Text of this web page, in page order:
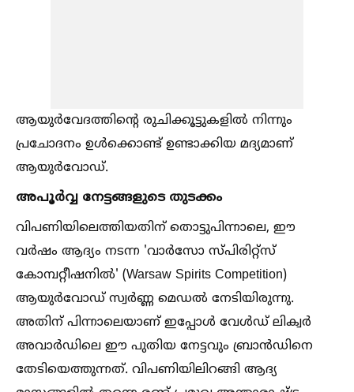
ആയുർവേദത്തിന്റെ രുചിക്കൂട്ടുകളില്‍ നിന്നും
പ്രചോദനം ഉള്‍ക്കൊണ്ട് ഉണ്ടാക്കിയ മദ്യമാണ്
ആയുർവോഡ്.
അപൂർവ്വ നേട്ടങ്ങളുടെ തുടക്കം
വിപണിയിലെത്തിയതിന് തൊട്ടുപിന്നാലെ, ഈ
വർഷം ആദ്യം നടന്ന 'വാർസോ സ്പിരിറ്റ്സ്
കോമ്പറ്റീഷനില്‍' (Warsaw Spirits Competition)
ആയുർവോഡ് സ്വർണ്ണ മെഡല്‍ നേടിയിരുന്നു.
അതിന് പിന്നാലെയാണ് ഇപ്പോള്‍ വേള്‍ഡ് ലിക്വർ
അവാർഡിലെ ഈ പുതിയ നേട്ടവും ബ്രാൻഡിനെ
തേടിയെത്തുന്നത്. വിപണിയിലിറങ്ങി ആദ്യ